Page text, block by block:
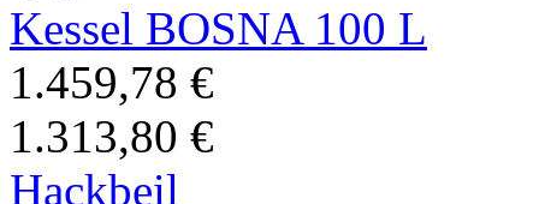
Kessel BOSNA 100 L
1.459,78 €
1.313,80 €
Hackbeil